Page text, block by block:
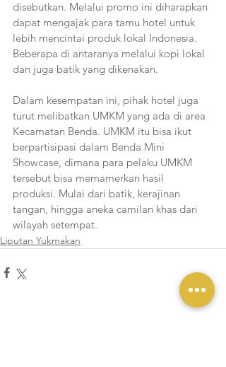
disebutkan. Melalui promo ini diharapkan
dapat mengajak para tamu hotel untuk
lebih mencintai produk lokal Indonesia.
Beberapa di antaranya melalui kopi lokal
dan juga batik yang dikenakan.
Dalam kesempatan ini, pihak hotel juga
turut melibatkan UMKM yang ada di area
Kecamatan Benda. UMKM itu bisa ikut
berpartisipasi dalam Benda Mini
Showcase, dimana para pelaku UMKM
tersebut bisa memamerkan hasil
produksi. Mulai dari batik, kerajinan
tangan, hingga aneka camilan khas dari
wilayah setempat.
Liputan Yukmakan